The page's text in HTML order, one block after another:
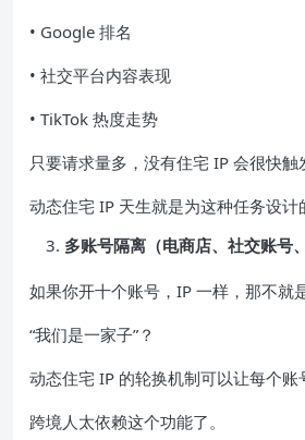
• Google 排名
• 社交平台内容表现
• TikTok 热度走势
只要请求量多，没有住宅 IP 会很快触
动态住宅 IP 天生就是为这种任务设计
多账号隔离（电商店、社交账号
如果你开十个账号，IP 一样，那不就
“我们是一家子”？
动态住宅 IP 的轮换机制可以让每个账
跨境人太依赖这个功能了。